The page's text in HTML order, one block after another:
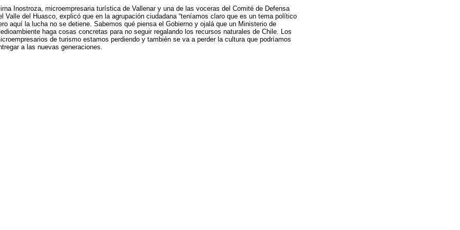
Inostroza, microempresaria turística de Vallenar y una de las voceras del Comité de Defensa
Valle del Huasco, explicó que en la agrupación ciudadana “teníamos claro que es un tema político
aquí la lucha no se detiene. Sabemos qué piensa el Gobierno y ojalá que un Ministerio de
haga cosas concretas para no seguir regalando los recursos naturales de Chile. Los
de turismo estamos perdiendo y también se va a perder la cultura que podríamos
a las nuevas generaciones.